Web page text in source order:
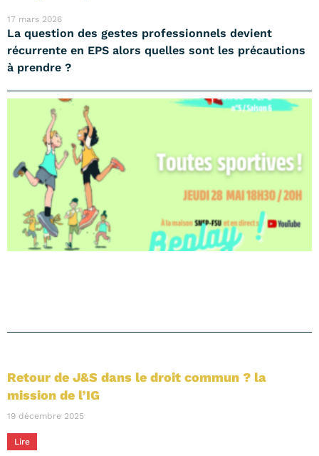
17 mars 2026
La question des gestes professionnels devient
récurrente en EPS alors quelles sont les précautions
à prendre ?
Retour de J&S dans le droit commun ? la
mission de l’IG
19 décembre 2025
Lire